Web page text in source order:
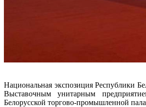
Национальная экспозиция Республики
Выставочным унитарным
Белорусской торгово-промышленной